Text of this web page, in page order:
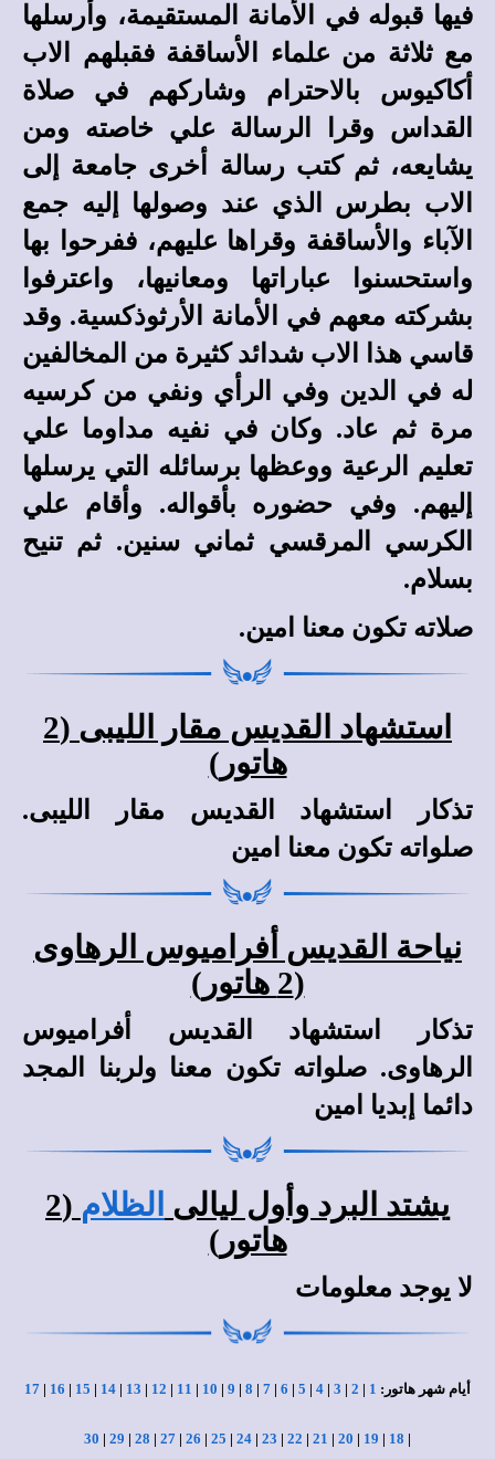
فيها قبوله في الأمانة المستقيمة، وأرسلها
مع ثلاثة من علماء الأساقفة فقبلهم الاب
أكاكيوس بالاحترام وشاركهم في صلاة
القداس وقرا الرسالة علي خاصته ومن
يشايعه، ثم كتب رسالة أخرى جامعة إلى
الاب بطرس الذي عند وصولها إليه جمع
الآباء والأساقفة وقراها عليهم، ففرحوا بها
واستحسنوا عباراتها ومعانيها، واعترفوا
بشركته معهم في الأمانة الأرثوذكسية. وقد
قاسي هذا الاب شدائد كثيرة من المخالفين
له في الدين وفي الرأي ونفي من كرسيه
مرة ثم عاد. وكان في نفيه مداوما علي
تعليم الرعية ووعظها برسائله التي يرسلها
إليهم. وفي حضوره بأقواله. وأقام علي
الكرسي المرقسي ثماني سنين. ثم تنيح
بسلام.
صلاته تكون معنا امين.
استشهاد القديس مقار الليبى (2
هاتور)
تذكار استشهاد القديس مقار الليبى.
صلواته تكون معنا امين
نياحة القديس أفراميوس الرهاوى
(2 هاتور)
تذكار استشهاد القديس أفراميوس
الرهاوى. صلواته تكون معنا ولربنا المجد
دائما إبديا امين
يشتد البرد وأول ليالى الظلام
(2
هاتور)
لا يوجد معلومات
أيام شهر هاتور: 1
|
2
|
3
|
4
|
5
|
6
|
7
|
8
|
9
|
10
|
11
|
12
|
13
|
14
|
15
|
16
|
17
|
18
|
19
|
20
|
21
|
22
|
23
|
24
|
25
|
26
|
27
|
28
|
29
|
30